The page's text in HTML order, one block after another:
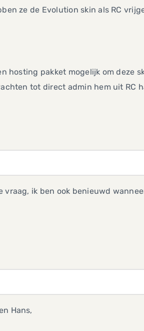
ze de Evolution skin als RC
hosting pakket mogelijk om deze
tot direct admin hem uit RC
vraag, ik ben ook benieuwd
Hans,